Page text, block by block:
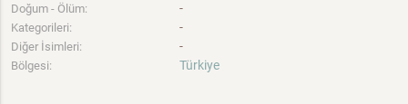
Doğum - Ölüm: -
Kategorileri: -
Diğer İsimleri: -
Bölgesi: Türkiye